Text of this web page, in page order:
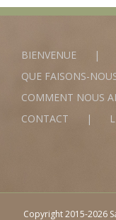
BIENVENUE
QUE FAISONS-
COMMENT NOUS
CONTACT
Copyright 2015-2026